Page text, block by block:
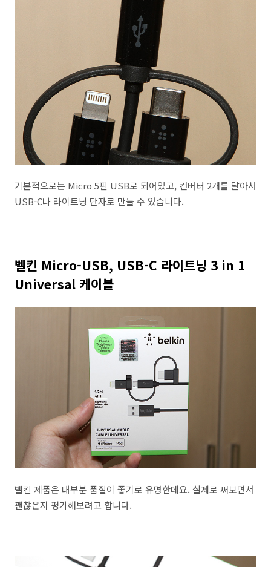
기본적으로는 Micro 5핀 USB로 되어있고, 컨버터 2개를 달아서
USB-C나 라이트닝 단자로 만들 수 있습니다.
벨킨 Micro-USB, USB-C 라이트닝 3 in 1
Universal 케이블
벨킨 제품은 대부분 품질이 좋기로 유명한데요. 실제로 써보면서
괜찮은지 평가해보려고 합니다.